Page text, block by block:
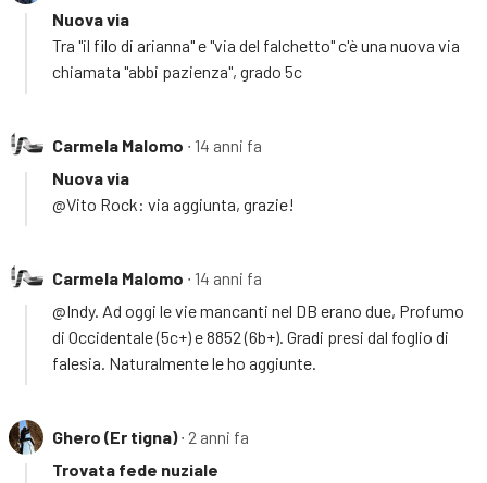
Nuova via
Tra "il filo di arianna" e "via del falchetto" c'è una nuova via
chiamata "abbi pazienza", grado 5c
Carmela Malomo ∙ 14 anni fa
Nuova via
@Vito Rock: via aggiunta, grazie!
Carmela Malomo ∙ 14 anni fa
@Indy. Ad oggi le vie mancanti nel DB erano due, Profumo
di Occidentale (5c+) e 8852 (6b+). Gradi presi dal foglio di
falesia. Naturalmente le ho aggiunte.
Ghero (Er tigna) ∙ 2 anni fa
Trovata fede nuziale